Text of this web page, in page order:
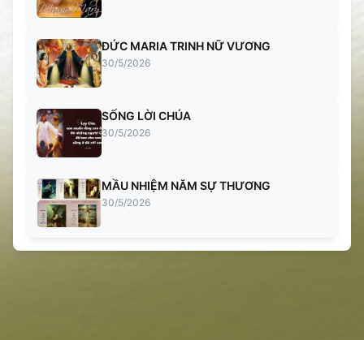
ĐỨC MARIA TRINH NỮ VƯƠNG
30/5/2026
SỐNG LỜI CHÚA
30/5/2026
MẦU NHIỆM NĂM SỰ THƯƠNG
30/5/2026